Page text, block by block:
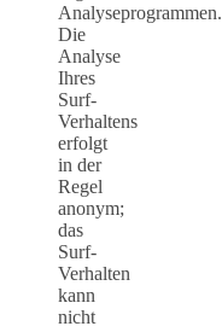
Analyseprogrammen.
Die
Analyse
Ihres
Surf-
Verhaltens
erfolgt
in der
Regel
anonym;
das
Surf-
Verhalten
kann
nicht